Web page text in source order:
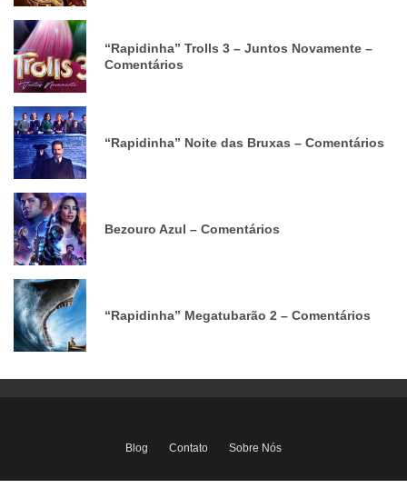
“Rapidinha” Trolls 3 – Juntos Novamente –
Comentários
“Rapidinha” Noite das Bruxas – Comentários
Bezouro Azul – Comentários
“Rapidinha” Megatubarão 2 – Comentários
Blog Contato Sobre Nós